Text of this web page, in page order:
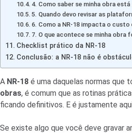
4. Como saber se minha obra
5. Quando devo revisar as
6. Como a NR-18 impacta o custo
7. O que acontece se minha obra
Checklist prático da NR-18
Conclusão: a NR-18 não é
A NR-18 é uma daquelas normas que
obras, é comum que as rotinas
ficando definitivos. E é justamente
Se existe algo que você deve gravar